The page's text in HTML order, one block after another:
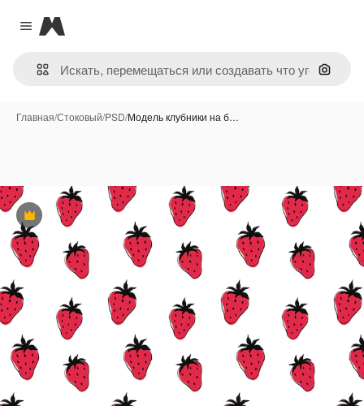
Close menu
Magnific
Поиск
Главная/Стоковый/PSD/Модель клубники на б…
Премиум